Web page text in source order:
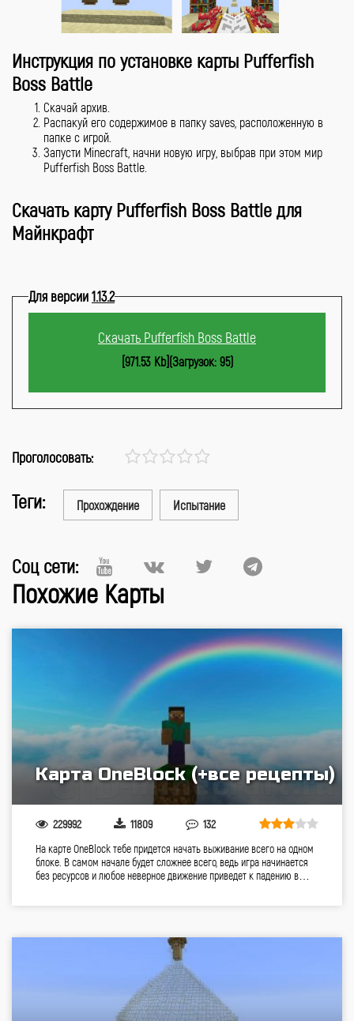
Инструкция по установке карты Pufferfish
Boss Battle
Скачай архив.
Распакуй его содержимое в папку saves, расположенную в
папке с игрой.
Запусти Minecraft, начни новую игру, выбрав при этом мир
Pufferfish Boss Battle.
Скачать карту Pufferfish Boss Battle для
Майнкрафт
Для версии1.13.2
Скачать Pufferfish Boss Battle
[971.53 Kb](Загрузок: 95)
Проголосовать:
Теги: Прохождение Испытание
Соц сети:
Похожие Карты
Карта OneBlock (+все рецепты)
229992 11809 132
На карте OneBlock тебе придется начать выживание всего на одном
блоке. В самом начале будет сложнее всего, ведь игра начинается
без ресурсов и любое неверное движение приведет к падению в…